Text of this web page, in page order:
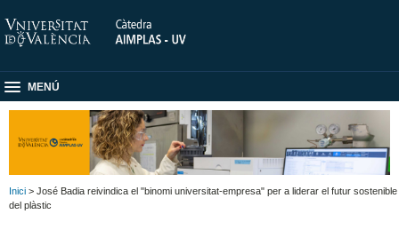
MENÚ
Inici > José Badia reivindica el "binomi universitat-empresa" per a liderar el futur sostenible
del plàstic